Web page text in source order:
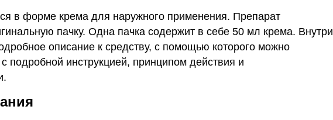
в форме крема для наружного применения. Препарат
пачку. Одна пачка содержит в себе 50 мл крема. Внутри
описание к средству, с помощью которого можно
подробной инструкцией, принципом действия и